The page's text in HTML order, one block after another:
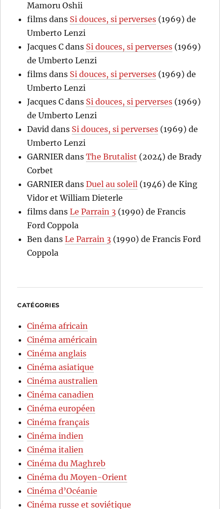
Mamoru Oshii
films dans Si douces, si perverses (1969) de
Umberto Lenzi
Jacques C dans Si douces, si perverses (1969)
de Umberto Lenzi
films dans Si douces, si perverses (1969) de
Umberto Lenzi
Jacques C dans Si douces, si perverses (1969)
de Umberto Lenzi
David dans Si douces, si perverses (1969) de
Umberto Lenzi
GARNIER dansThe Brutalist (2024) de Brady
Corbet
GARNIER dansDuel au soleil (1946) de King
Vidor et William Dieterle
films dansLe Parrain 3 (1990) de Francis
Ford Coppola
Ben dansLe Parrain 3 (1990) de Francis Ford
Coppola
CATÉGORIES
Cinéma africain
Cinéma américain
Cinéma anglais
Cinéma asiatique
Cinéma australien
Cinéma canadien
Cinéma européen
Cinéma français
Cinéma indien
Cinéma italien
Cinéma du Maghreb
Cinéma du Moyen-Orient
Cinéma d’Océanie
Cinéma russe et soviétique